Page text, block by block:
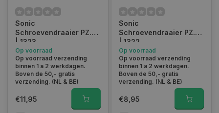
Sonic
Schroevendraaier PZ.3
| 1323
Op voorraad
Op voorraad verzending
binnen 1 a 2 werkdagen.
Boven de 50,- gratis
verzending. (NL & BE)
€11,95
Sonic
Schroevendraaier PZ.2
| 1322
Op voorraad
Op voorraad verzending
binnen 1 a 2 werkdagen.
Boven de 50,- gratis
verzending. (NL & BE)
€8,95